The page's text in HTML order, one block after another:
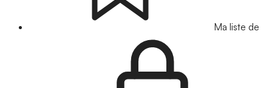
Ma liste de